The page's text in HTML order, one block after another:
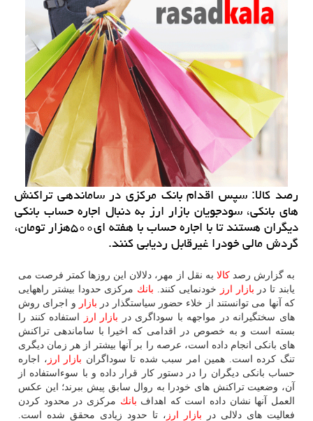
رصد كالا: سپس اقدام بانك مركزی در ساماندهی تراكنش
های بانكی، سودجویان بازار ارز به دنبال اجاره حساب بانكی
دیگران هستند تا با اجاره حساب با هفته ای۵۰۰هزار تومان،
گردش مالی خودرا غیرقابل ردیابی كنند.
به گزارش رصدكالا به نقل از مهر، دلالان این روزها كمتر فرصت می
یابند تا در بازار ارز خودنمایی كنند. بانك مركزی حدودا بیشتر راههایی
كه آنها می توانستند از خلاء حضور سیاستگذار در بازار و اجرای روش
های سختگیرانه در مواجهه با سوداگری در بازار ارز
استفاده كنند را
بسته است و به خصوص در اقدامی كه اخیرا با ساماندهی تراكنش
های بانكی انجام داده است، عرصه را بر آنها بیشتر از هر زمان دیگری
تنگ كرده است. همین امر سبب شده تا سوداگران بازار ارز ، اجاره
حساب بانكی دیگران را در دستور كار قرار داده و با سوءاستفاده از
آن، وضعیت تراكنش های خودرا به روال سابق پیش ببرند؛ این عكس
العمل آنها نشان داده است كه اهداف بانك مركزی در محدود كردن
فعالیت های دلالی در بازار ارز ، تا حدود زیادی محقق شده است.